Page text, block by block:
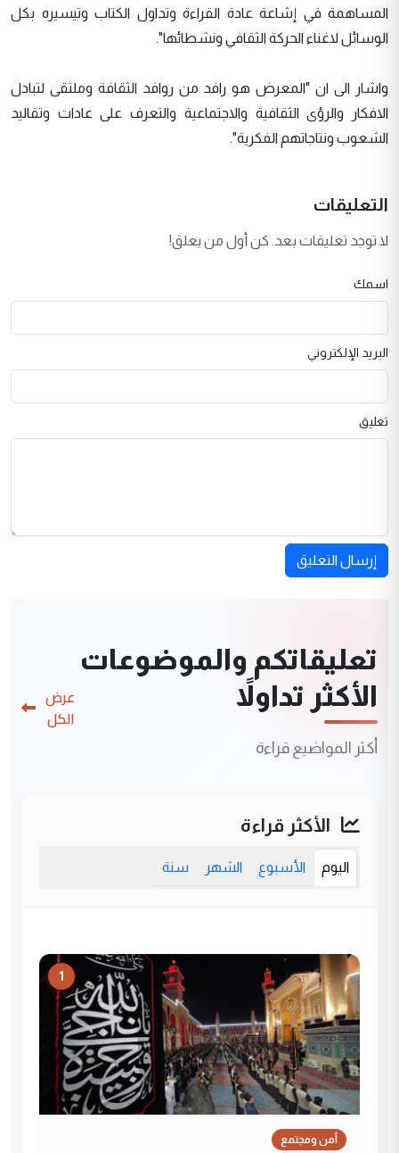
المساهمة في إشاعة عادة القراءة وتداول الكتاب وتيسيره بكل
الوسائل لاغناء الحركة الثقافي ونشطائها".
واشار الى ان "المعرض هو رافد من روافد الثقافة وملتقى لتبادل
الافكار والرؤى الثقافية والاجتماعية والتعرف على عادات وتقاليد
الشعوب ونتاجاتهم الفكرية".
التعليقات
لا توجد تعليقات بعد. كن أول من يعلق!
اسمك
البريد الإلكتروني
تعليق
إرسال التعليق
تعليقاتكم والموضوعات
الأكثر تداولاً
أكثر المواضيع قراءة
عرض
الكل
الأكثر قراءة
اليوم الأسبوع الشهر سنة
1
أمن ومجتمع